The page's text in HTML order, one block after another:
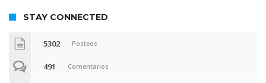
STAY CONNECTED
5302 Posteos
491 Comentarios